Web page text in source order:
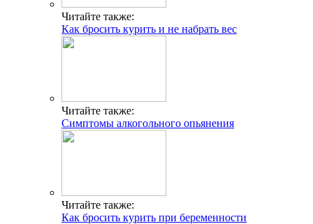
Читайте также:
Как бросить курить и не набрать вес
Читайте также:
Симптомы алкогольного опьянения
Читайте также:
Как бросить курить при беременности